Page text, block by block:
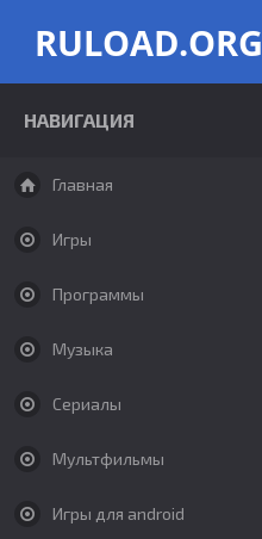
RULOAD.ORG
НАВИГАЦИЯ
Главная
Игры
Программы
Музыка
Сериалы
Мультфильмы
Игры для android